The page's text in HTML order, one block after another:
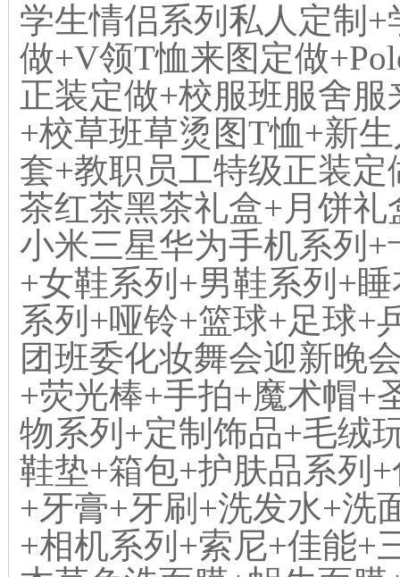
学生情侣系列私人定制
做+V领T恤来图定做
正装定做+校服班服舍
+校草班草烫图T恤+新
套+教职员工特级正装
茶红茶黑茶礼盒+月饼
小米三星华为手机系列
+女鞋系列+男鞋系列+
系列+哑铃+篮球+足球+
团班委化妆舞会迎新晚
+荧光棒+手拍+魔术帽+
物系列+定制饰品+毛绒
鞋垫+箱包+护肤品系列
+牙膏+牙刷+洗发水+洗
+相机系列+索尼+佳能+